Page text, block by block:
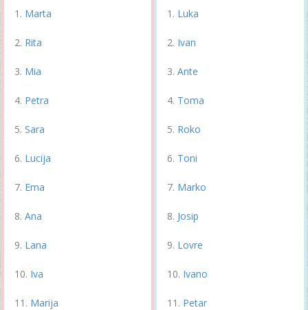
Marta
Rita
Mia
Petra
Sara
Lucija
Ema
Ana
Lana
Iva
Marija
Luka
Ivan
Ante
Toma
Roko
Toni
Marko
Josip
Lovre
Ivano
Petar